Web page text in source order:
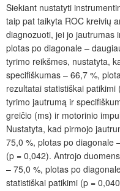
Siekiant nustatyti
taip pat taikyta ROC kreivių
diagnozuoti, jei jo jautrumas
plotas po diagonale –
tyrimo reikšmes, nustatyta,
specifiškumas – 66,7 %,
rezultatai statistiškai
tyrimo jautrumą ir
greičio (ms) ir motorinio
Nustatyta, kad pirmojo
75,0 %, plotas po diagonale
(p = 0,042). Antrojo
– 75,0 %, plotas po
statistiškai patikimi (p =